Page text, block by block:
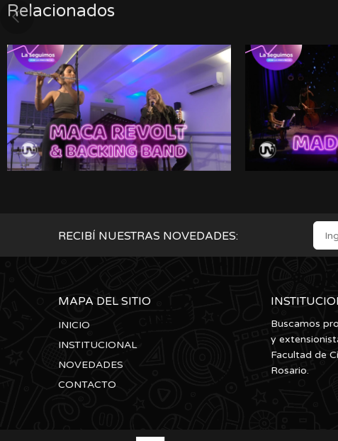
Relacionados
RECIBÍ NUESTRAS NOVEDADES:
MAPA DEL SITIO
INICIO
INSTITUCIONAL
NOVEDADES
CONTACTO
Buscamos
y
Facultad de
Rosario.